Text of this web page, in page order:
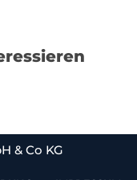
& Co KG